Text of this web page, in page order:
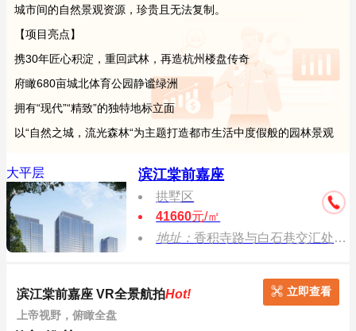
城市间的自然景观资源，珍贵且无法复制。
【项目亮点】
携30年匠心积淀，重回武林，再造杭州楼盘传奇
府瞰680亩城北体育公园静谧绿洲
拥有“现代”“精致”的独特地标立面
以“自然之城，流光森林“为主题打造都市生活中度假般的园林景观
大平层 滨江棠前嘉座
拱墅区
41660元/㎡
地址：香积寺路与白石巷交汇处（城北体育公园南）
滨江棠前嘉座 VR全景航拍Hot!
上帝视野，俯瞰全盘
立即查看